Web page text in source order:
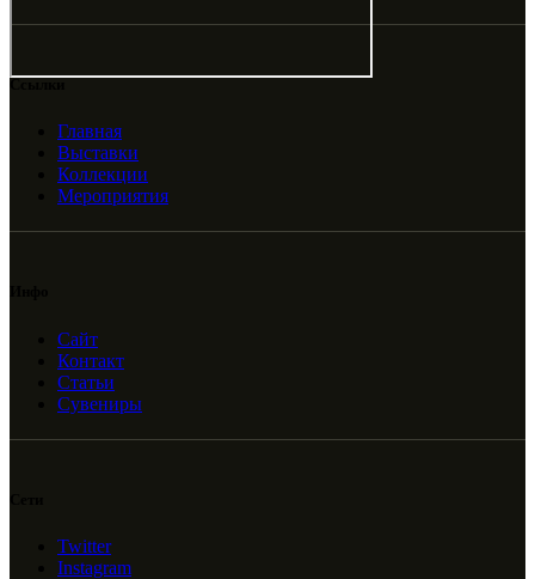
Главная
Выставки
Коллекции
Мероприятия
Сайт
Контакт
Статьи
Сувениры
Twitter
Instagram